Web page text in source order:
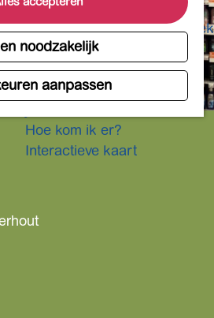
noodzakelijk
aanpassen
Musea en meer
Producten uit de Bollenstreek
Gezond en actief
Hoe kom ik er?
Interactieve kaart